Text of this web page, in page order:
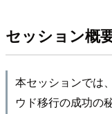
セッション概
本セッションでは
ウド移行の成功の